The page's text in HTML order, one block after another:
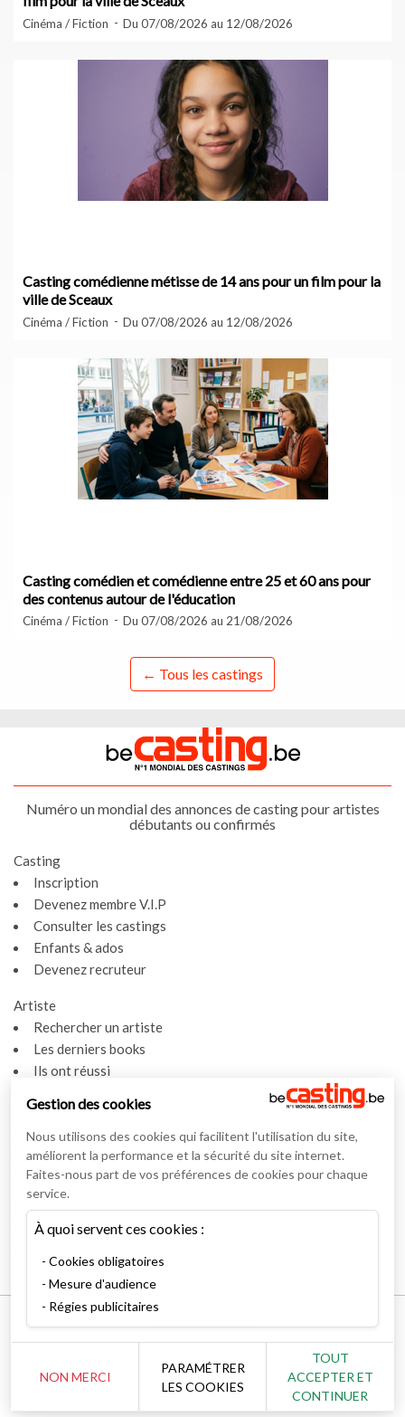
Cinéma / Fiction Du 07/08/2026 au 12/08/2026
Casting comédienne métisse de 14 ans pour un film pour la
ville de Sceaux
Cinéma / Fiction Du 07/08/2026 au 12/08/2026
Casting comédien et comédienne entre 25 et 60 ans pour
des contenus autour de l'éducation
Cinéma / Fiction Du 07/08/2026 au 21/08/2026
← Tous les castings
Numéro un mondial des annonces de casting pour artistes
débutants ou confirmés
Casting
Inscription
Devenez membre V.I.P
Consulter les castings
Enfants & ados
Devenez recruteur
Artiste
Rechercher un artiste
Les derniers books
Ils ont réussi
Actualités
Actualités
Vidéos
Interviews
Nos interviews
Mentions légales
RSS Syndication
Nous contacter
Gestion des cookies
Nous utilisons des cookies qui facilitent l'utilisation du site,
améliorent la performance et la sécurité du site internet.
Faites-nous part de vos préférences de cookies pour chaque
service.
À quoi servent ces cookies :
Cookies obligatoires
Mesure d'audience
Régies publicitaires
NON MERCI
PARAMÉTRER
LES COOKIES
TOUT
ACCEPTER ET
CONTINUER